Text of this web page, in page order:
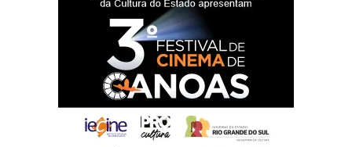
“Uma escola bem
estruturada oferece
melhores condições para
que os estudantes